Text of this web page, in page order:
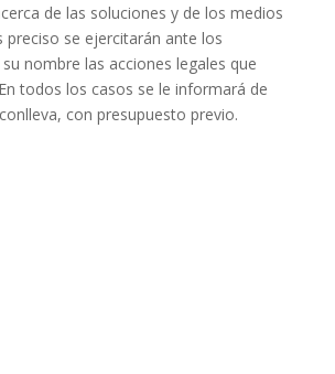
de las soluciones y de los medios
preciso se ejercitarán ante los
nombre las acciones legales que
todos los casos se le informará de
con presupuesto previo.